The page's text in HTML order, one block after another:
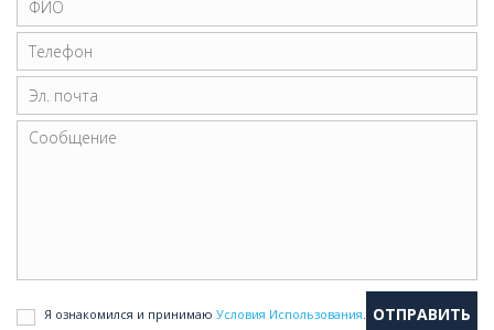
Я ознакомился и принимаю Условия Использования